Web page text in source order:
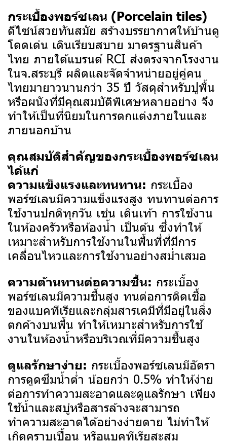
กระเบื้องพอร์ซเลน (Porcelain tiles)
ดีไซน์สวยทันสมัย สร้างบรรยากาศให้บ้านดู
โดดเด่น เดินเรียบสบาย มาตรฐานสินค้า
ไทย ภายใต้แบรนด์ RCI ส่งตรงจากโรงงาน
ในจ.สระบุรี ผลิตและจัดจำหน่ายอยู่คู่คน
ไทยมายาวนานกว่า 35 ปี วัสดุสำหรับปูพื้น
หรือผนังที่มีคุณสมบัติพิเศษหลายอย่าง จึง
ทำให้เป็นที่นิยมในการตกแต่งภายในและ
ภายนอกบ้าน
คุณสมบัติสำคัญของกระเบื้องพอร์ซเลน
ได้แก่
ความแข็งแรงและทนทาน: กระเบื้อง
พอร์ซเลนมีความแข็งแรงสูง ทนทานต่อการ
ใช้งานปกติทุกวัน เช่น เดินเท้า การใช้งาน
ในห้องครัวหรือห้องน้ำ เป็นต้น ซึ่งทำให้
เหมาะสำหรับการใช้งานในพื้นที่ที่มีการ
เคลื่อนไหวและการใช้งานอย่างสม่ำเสมอ
ความต้านทานต่อความชื้น: กระเบื้อง
พอร์ซเลนมีความชื้นสูง ทนต่อการติดเชื้อ
ของแบคทีเรียและกลุ่มสารเคมีที่มีอยู่ในสิ่ง
ตกค้างบนพื้น ทำให้เหมาะสำหรับการใช้
งานในห้องน้ำหรือบริเวณที่มีความชื้นสูง
ดูแลรักษาง่าย: กระเบื้องพอร์ซเลนมีอัตรา
การดูดซึมน้ำต่ำ น้อยกว่า 0.5% ทำให้ง่าย
ต่อการทำความสะอาดและดูแลรักษา เพียง
ใช้น้ำและสบู่หรือสารล้างจะสามารถ
ทำความสะอาดได้อย่างง่ายดาย ไม่ทำให้
เกิดคราบเปื้อน หรือแบคทีเรียสะสม